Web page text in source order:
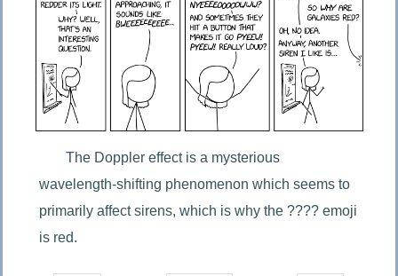
The Doppler effect is a mysterious
wavelength-shifting phenomenon which seems to
primarily affect sirens, which is why the ???? emoji
is red.